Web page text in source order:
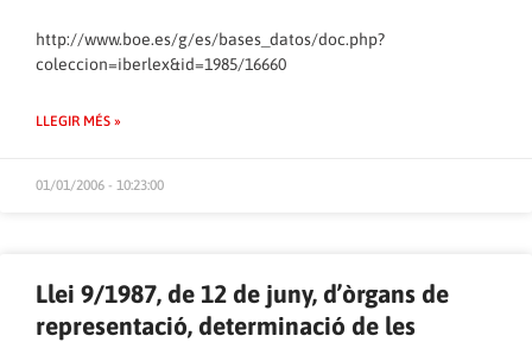
http://www.boe.es/g/es/bases_datos/doc.php?
coleccion=iberlex&id=1985/16660
LLEGIR MÉS »
01/01/2006 - 10:23:00
Llei 9/1987, de 12 de juny, d’òrgans de
representació, determinació de les